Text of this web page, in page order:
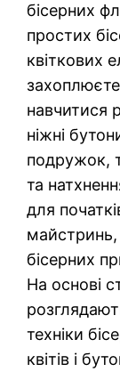
бісерних
простих
квіткових
навчитися
ніжні
подружок,
та
для
майстринь,
бісерних
На основі
техніки
квітів і